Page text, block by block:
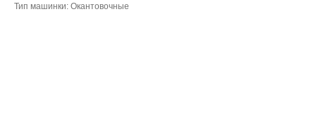
Тип машинки: Окантовочные